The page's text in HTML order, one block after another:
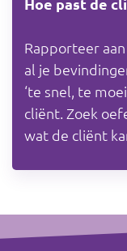
Rapporteer
al je
‘te snel, te
cliënt. Zoek
wat de cliënt